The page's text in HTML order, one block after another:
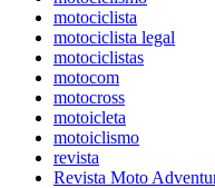
motociclista
motociclista legal
motociclistas
motocom
motocross
motoicleta
motoiclismo
revista
Revista Moto